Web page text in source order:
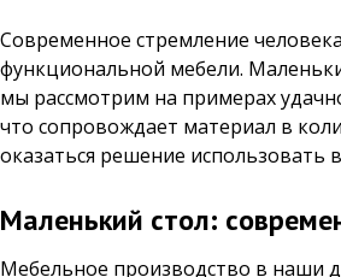
Современное стремление
функциональной мебели.
мы рассмотрим на примерах
что сопровождает материал в
оказаться решение использовать
Маленький стол:
Мебельное производство в наши